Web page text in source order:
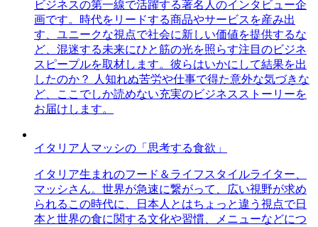
ビジネスの第一線で活躍する著名人のインタビュー企
画です。時代をリードする商品やサービスを産み出
す、ユニークな視点で社会に新しい価値を提供するな
ど、混迷する未来にひと筋の光を照らす注目のビジネ
スピープルを取材します。彼らはいかにして結果を出
したのか？ 人知れぬ苦労や仕事で得た意外な気づきな
ど、ここでしか読めない充実のビジネスストーリーを
お届けします。
イタリア人マッシの「思考する食欲」
イタリア生まれのフード＆ライフスタイルライター、
マッシさん。世界が急速に繋がって、広い視野が求め
られるこの時代に、日本人とはちょっと違う視点で日
本と世界の食に関する文化や習慣、メニューなどにつ